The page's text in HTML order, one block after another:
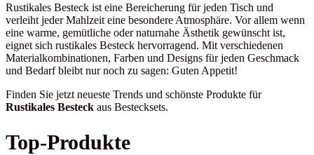
Rustikales Besteck ist eine Bereicherung für jeden Tisch und
verleiht jeder Mahlzeit eine besondere Atmosphäre. Vor allem wenn
eine warme, gemütliche oder naturnahe Ästhetik gewünscht ist,
eignet sich rustikales Besteck hervorragend. Mit verschiedenen
Materialkombinationen, Farben und Designs für jeden Geschmack
und Bedarf bleibt nur noch zu sagen: Guten Appetit!
Finden Sie jetzt neueste Trends und schönste Produkte für
Rustikales Besteck aus Bestecksets.
Top-Produkte